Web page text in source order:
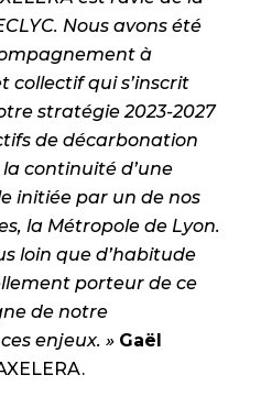
Nous avons été
à
collectif qui s’inscrit
stratégie 2023-2027
de décarbonation
continuité d’une
initiée par un de nos
la Métropole de Lyon.
loin que d’habitude
porteur de ce
de notre
enjeux. » Gaël